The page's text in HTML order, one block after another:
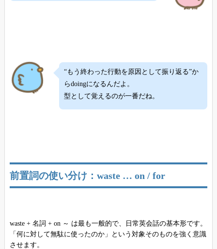
“もう終わった行動を原因として振り返る”か
らdoingになるんだよ。
型として覚えるのが一番だね。
前置詞の使い分け：waste … on / for
waste + 名詞 + on ～ は最も一般的で、日常英会話の基本形です。
「何に対して無駄に使ったのか」という対象そのものを強く意識
させます。